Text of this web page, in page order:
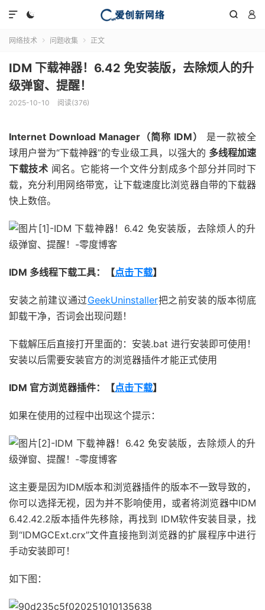
  

网络技术  问题收集  正文
IDM 下载神器！6.42 免安装版，去除烦人的升
级弹窗、提醒！
2025-10-10 阅读(376)
Internet Download Manager（简称 IDM）
是一款被全
球用户誉为“下载神器”的专业级工具，以强大的 多线程加速
下载技术 闻名。它能将一个文件分割成多个部分并同时下
载，充分利用网络带宽，让下载速度比浏览器自带的下载器
快上数倍。
IDM 多线程下载工具：【点击下载】
安装之前建议通过GeekUninstaller把之前安装的版本彻底
卸载干净，否词会出现问题！
下载解压后直接打开里面的：安装.bat 进行安装即可使用！
安装以后需要安装官方的浏览器插件才能正式使用
IDM 官方浏览器插件：【点击下载】
如果在使用的过程中出现这个提示：
这主要是因为IDM版本和浏览器插件的版本不一致导致的，
你可以选择无视，因为并不影响使用，或者将浏览器中IDM
6.42.42.2版本插件先移除，再找到 IDM软件安装目录，找
到“IDMGCExt.crx”文件直接拖到浏览器的扩展程序中进行
手动安装即可！
如下图：